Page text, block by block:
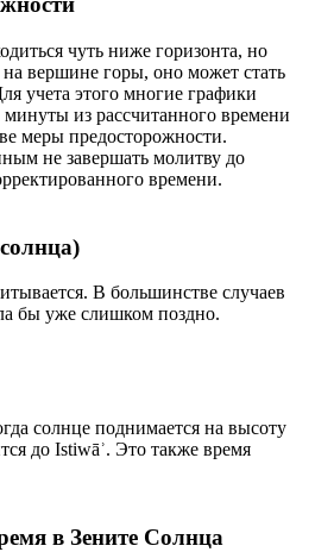
чуть ниже горизонта, но
на вершине горы, оно может стать
учета этого многие графики
из рассчитанного времени
меры предосторожности.
не завершать молитву до
времени.
В большинстве случаев
бы уже слишком поздно.
солнце поднимается на высоту
до Istiwāʾ. Это также время
в Зените Солнца